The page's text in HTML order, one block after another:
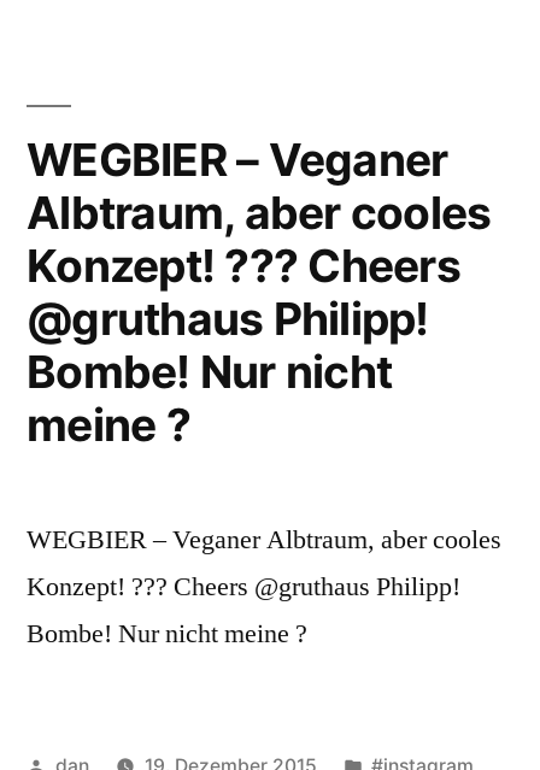
WEGBIER – Veganer
Albtraum, aber cooles
Konzept! ??? Cheers
@gruthaus Philipp!
Bombe! Nur nicht
meine ?
WEGBIER – Veganer Albtraum, aber cooles
Konzept! ??? Cheers @gruthaus Philipp!
Bombe! Nur nicht meine ?
Veröffentlicht
dan 19. Dezember 2015
Veröffentlicht
#instagram